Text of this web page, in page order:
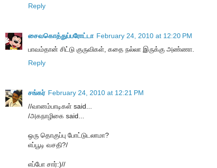
Reply
சைவகொத்துப்பரோட்டா February 24, 2010 at 12:20 PM
பாவம்தான் சிட்டு குருவிகள், கதை நல்லா இருக்கு அண்ணா.
Reply
சங்கர் February 24, 2010 at 12:21 PM
//வானம்பாடிகள் said...
/அகநாழிகை said...
ஒரு தொகுப்பு போட்டுடலாமா?
எப்பூடி வசதி?/
எப்போ சார்:)//